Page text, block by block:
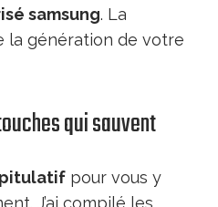
samsung. La
la génération de votre
qui sauvent
pour vous y
J’ai compilé les